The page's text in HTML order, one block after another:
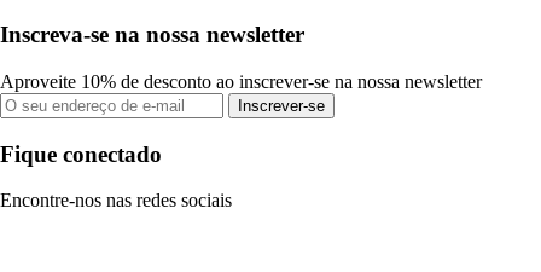
Inscreva-se na nossa newsletter
Aproveite 10% de desconto ao inscrever-se na nossa newsletter
Inscrever-se
Fique conectado
Encontre-nos nas redes sociais